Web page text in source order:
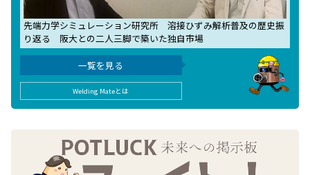
先端力学シミュレーション研究所 溶接ひずみ解析普及の歴史振
り返る 阪大との二人三脚で築いた独自市場
一覧を見る
Welding Mateとは